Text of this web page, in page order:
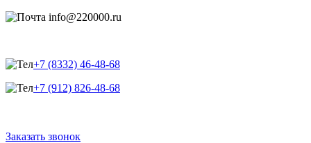
info@220000.ru
+7 (8332) 46-48-68
+7 (912) 826-48-68
Заказать звонок